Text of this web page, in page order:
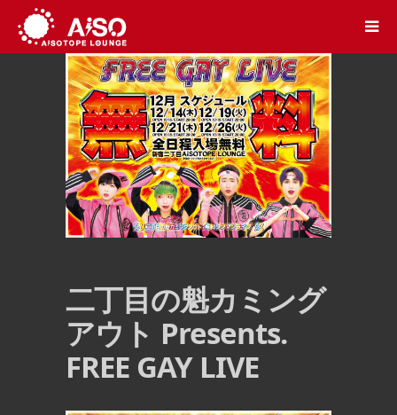
二丁目の魁カミング
アウト Presents.
FREE GAY LIVE